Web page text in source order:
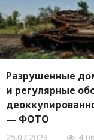
Разрушенные
и регулярные
— ФОТО
25.07.2023 4